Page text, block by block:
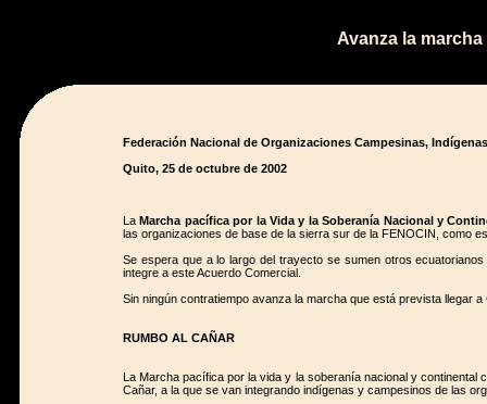
Avanza la marcha
Federación Nacional de Organizaciones Campesinas,
Quito, 25 de octubre de 2002
LaMarcha pacífica por la Vida y la Soberanía Nacional y
las organizaciones de base de la sierra sur de la FENOCIN, como
Se espera que a lo largo del trayecto se sumen otros
integre a este Acuerdo Comercial.
Sin ningún contratiempo avanza la marcha que está prevista llegar
RUMBO AL CAÑAR
La Marcha pacífica por la vida y la soberanía nacional y continental
Cañar, a la que se van integrando indígenas y campesinos de las